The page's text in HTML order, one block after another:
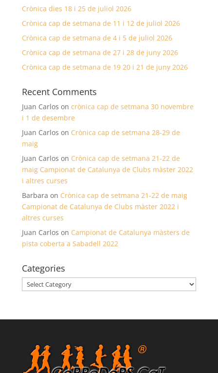
Crònica dies 18 i 25 de juliol 2026
Crònica cap de setmana de 11 i 12 de juliol 2026
Crònica cap de setmana de 4 i 5 de juliol 2026
Crònica cap de setmana de 27 i 28 de juny 2026
Crònica cap de setmana de 19 20 i 21 de juny 2026
Recent Comments
Juan Carlos on crònica cap de setmana 30 novembre
i 1 de desembre
Juan Carlos on Crònica cap de setmana 28-29 de
maig
Juan Carlos on Crònica cap de setmana 21-22 de
maig Campionat de Catalunya de Clubs màster 2022
i altres curses
Barbara on Crònica cap de setmana 21-22 de maig
Campionat de Catalunya de Clubs màster 2022 i
altres curses
Juan Carlos on Campionat de Catalunya màsters de
pista coberta a Sabadell 2022
Categories
Categories